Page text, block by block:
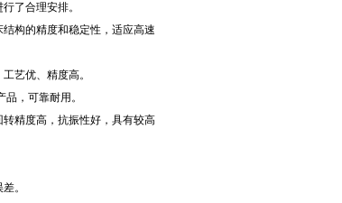
了合理安排。
构的精度和稳定性，适应高速
艺优、精度高。
，可靠耐用。
精度高，抗振性好，具有较高
。